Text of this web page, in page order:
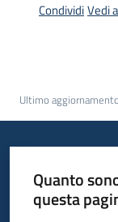
CondividiVedi
Ultimo aggiornamento
Quanto
questa